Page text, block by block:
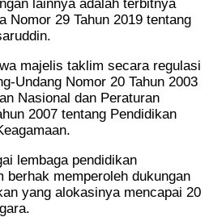
lainnya adalah terbitnya
Nomor 29 Tahun 2019 tentang
majelis taklim secara regulasi
Undang Nomor 20 Tahun 2003
Nasional dan Peraturan
2007 tentang Pendidikan
lembaga pendidikan
berhak memperoleh dukungan
yang alokasinya mencapai 20